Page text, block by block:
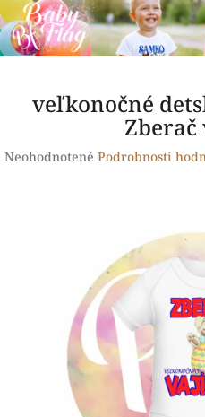
Prejsť
na
obsah
veľkonočné
Priemerné
Neohodnotené Podrobnosti